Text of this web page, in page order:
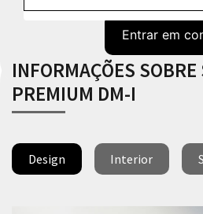
Entrar em
INFORMAÇÕES
PREMIUM DM-I
Design Interior